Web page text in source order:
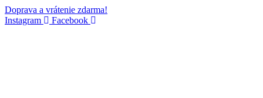
Doprava a vrátenie zdarma!
Instagram
Facebook